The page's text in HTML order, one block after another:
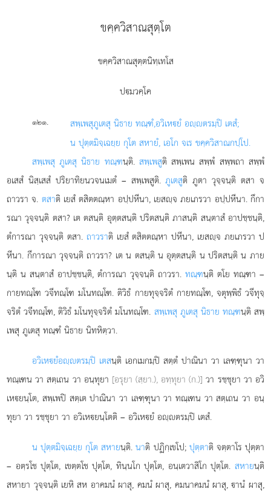
ขคฺควิสาณสุตฺโต
ขคฺควิสาณสุตฺตนิทฺเทโส
ปมวคฺโค
๑๒๑. สพฺเพสุภูเตสุ นิธาย ทณฺฑํ,อวิเหยํ อฺตรมฺปิ เตสํ;
น ปุตฺตมิจฺเฉยฺย กุโต สหายํ, เอโก จเร ขคฺควิสาณกปฺโป.
สพฺเพสุ ภูเตสุ นิธาย ทณฺฑนฺติ. สพฺเพสูติ สพฺเพน สพฺพํ สพฺพถา สพฺพํ
อเสสํ นิสฺเสสํ ปริยาทิยนวจนเมตํ – สพฺเพสูติ.ภูเตสูติ ภูตา วุจฺจนฺติ ตสา จ
ถาวรา จ. ตสาติ เยสํ ตสิตตณฺหา อปฺปหีนา, เยสฺจ ภยเภรวา อปฺปหีนา. กึกา
รณา วุจฺจนฺติ ตสา? เต ตสนฺติ อุตฺตสนฺติ ปริตสนฺติ ภาสนฺติ สนฺตาสํ อาปชฺชนฺติ,
ตํการณา วุจฺจนฺติ ตสา. ถาวราติ เยสํ ตสิตตณฺหา ปหีนา, เยสฺจ ภยเภรวา ป
หีนา. กึการณา วุจฺจนฺติ ถาวรา? เต น ตสนฺติ น อุตฺตสนฺติ น ปริตสนฺติ น ภาย
นฺติ น สนฺตาสํ อาปชฺชนฺติ, ตํการณา วุจฺจนฺติ ถาวรา. ทณฺฑนฺติ ตโย ทณฺฑา –
กายทณฺโฑ วจีทณฺโฑ มโนทณฺโฑ. ติวิธํ กายทุจฺจริตํ กายทณฺโฑ, จตุพฺพิธํ วจีทุจฺ
จริตํ วจีทณฺโฑ, ติวิธํ มโนทุจฺจริตํ มโนทณฺโฑ. สพฺเพสุ ภูเตสุ นิธาย ทณฺฑนฺติ สพฺ
เพสุ ภูเตสุ ทณฺฑํ นิธาย นิทหิตฺวา.
อวิเหยํอฺตรมฺปิ เตสนฺติ เอกเมกมฺปิ สตฺตํ ปาณินา วา เลฑฺฑุนา วา
ทณฺเฑน วา สตฺเถน วา อนฺทุยา [อรุยา (สฺยา.), อทฺทุยา (ก.)] วา รชฺชุยา วา อวิ
เหยนฺโต, สพฺเพปิ สตฺเต ปาณินา วา เลฑฺฑุนา วา ทณฺเฑน วา สตฺเถน วา อนฺ
ทุยา วา รชฺชุยา วา อวิเหยนฺโตติ – อวิเหยํ อฺตรมฺปิ เตสํ.
น ปุตฺตมิจฺเฉยฺย กุโต สหายนฺติ.นาติ ปฏิกฺเขโป; ปุตฺตาติ จตฺตาโร ปุตฺตา
– อตฺรโช ปุตฺโต, เขตฺตโช ปุตฺโต, ทินฺนโก ปุตฺโต, อนฺเตวาสิโก ปุตฺโต. สหายนฺติ
สหายา วุจฺจนฺติ เยหิ สห อาคมนํ ผาสุ, คมนํ ผาสุ, คมนาคมนํ ผาสุ, านํ ผาสุ,